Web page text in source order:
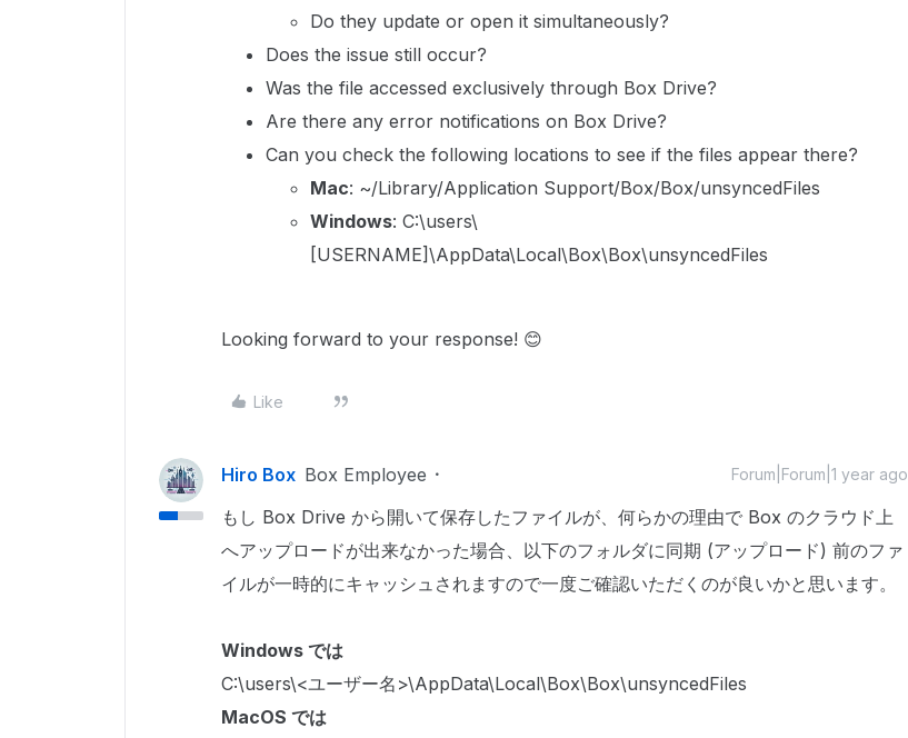
Do they update or open it simultaneously?
Does the issue still occur?
Was the file accessed exclusively through Box Drive?
Are there any error notifications on Box Drive?
Can you check the following locations to see if the files appear there?
Mac: ~/Library/Application Support/Box/Box/unsyncedFiles
Windows: C:\users\
[USERNAME]\AppData\Local\Box\Box\unsyncedFiles
Looking forward to your response! 😊
Like
Hiro Box Box Employee Forum|Forum|1 year ago
もし Box Drive から開いて保存したファイルが、何らかの理由で Box のクラウド上
へアップロードが出来なかった場合、以下のフォルダに同期 (アップロード) 前のファ
イルが一時的にキャッシュされますので一度ご確認いただくのが良いかと思います。
Windows では
C:\users\<ユーザー名>\AppData\Local\Box\Box\unsyncedFiles
MacOS では